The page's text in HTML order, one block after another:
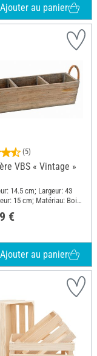
Ajouter au panier
(5)
VBS « Vintage »
14.5 cm; Largeur: 43
15 cm; Matériau: Bois,
€
Ajouter au panier